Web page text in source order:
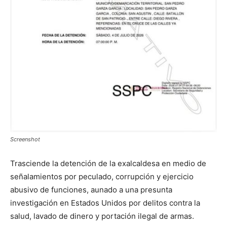
Screenshot
Trasciende la detención de la exalcaldesa en medio de
señalamientos por peculado, corrupción y ejercicio
abusivo de funciones, aunado a una presunta
investigación en Estados Unidos por delitos contra la
salud, lavado de dinero y portación ilegal de armas.